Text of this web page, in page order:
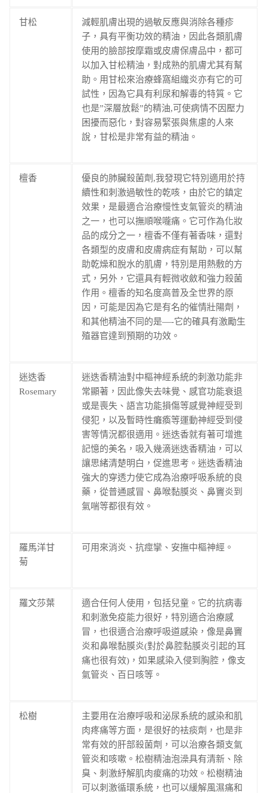
甘松
減輕肌膚出現的過敏反應與消除各種疹
子，具有平衡功效的精油，因此各類肌膚
使用的臉部按摩霜或皮膚保膚品中，都可
以加入甘松精油，對成熟的肌膚尤其有幫
助。用甘松來治療蜂窩組織炎亦有它的可
試性，因為它具有利尿和解毒的特質。它
也是”深層放鬆”的精油,可使病情不因壓力
困擾而惡化，對容易緊張與焦慮的人來
說，甘松是非常有益的精油。
檀香
優良的肺臟殺菌劑,我發現它特別適用於持
續性和刺激過敏性的乾咳，由於它的鎮定
效果，是最適合治療慢性支氣管炎的精油
之一，也可以撫順喉嚨痛。它可作為化妝
品的成分之一，檀香不僅有著香味，還對
各類型的皮膚和皮膚病症有幫助，可以幫
助乾燥和脫水的肌膚，特別是用熱敷的方
式，另外，它還具有輕微收斂和強力殺菌
作用。檀香的知名度高普及全世界的原
因，可能是因為它是有名的催情壯陽劑，
和其他精油不同的是—-它的確具有激勵生
殖器官達到預期的功效。
迷迭香
Rosemary
迷迭香精油對中樞神經系統的刺激功能非
常顯著，因此像失去味覺、感官功能衰退
或是喪失、語言功能損傷等感覺神經受到
侵犯，以及暫時性癱瘓等運動神經受到侵
害等情況都很適用。迷迭香就有著可增進
記憶的美名，吸入幾滴迷迭香精油，可以
讓思緒清楚明白，促進思考。迷迭香精油
強大的穿透力使它成為治療呼吸系統的良
藥，從普通感冒、鼻喉黏膜炎、鼻竇炎到
氣喘等都很有效。
羅馬洋甘
菊
可用來消炎、抗痙攣、安撫中樞神經。
羅文莎葉
適合任何人使用，包括兒童。它的抗病毒
和刺激免疫能力很好，特別適合治療感
冒，也很適合治療呼吸道感染，像是鼻竇
炎和鼻喉黏膜炎(對於鼻腔黏膜炎引起的耳
痛也很有效)，如果感染入侵到胸腔，像支
氣管炎、百日咳等。
松樹
主要用在治療呼吸和泌尿系統的感染和肌
肉疼痛等方面，是很好的袪痰劑，也是非
常有效的肝部殺菌劑，可以治療各類支氣
管炎和咳嗽。松樹精油泡澡具有清新、除
臭、刺激紓解肌肉痠痛的功效。松樹精油
可以刺激循環系統，也可以緩解風濕痛和